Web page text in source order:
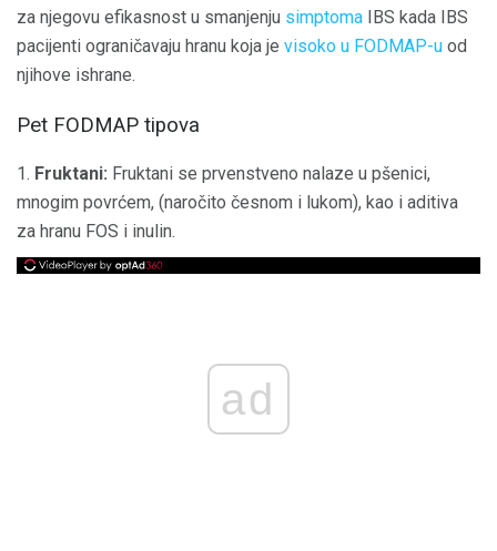
za njegovu efikasnost u smanjenju simptoma IBS kada IBS
pacijenti ograničavaju hranu koja je visoko u FODMAP-u od
njihove ishrane.
Pet FODMAP tipova
1. Fruktani: Fruktani se prvenstveno nalaze u pšenici,
mnogim povrćem, (naročito česnom i lukom), kao i aditiva
za hranu FOS i inulin.
ad